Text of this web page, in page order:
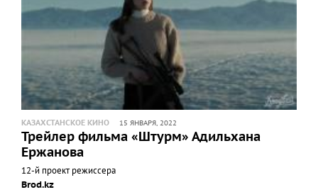
КАЗАХСТАНСКОЕ КИНО 15 ЯНВАРЯ, 2022
Трейлер фильма «Штурм» Адильхана
Ержанова
12-й проект режиссера
Brod.kz